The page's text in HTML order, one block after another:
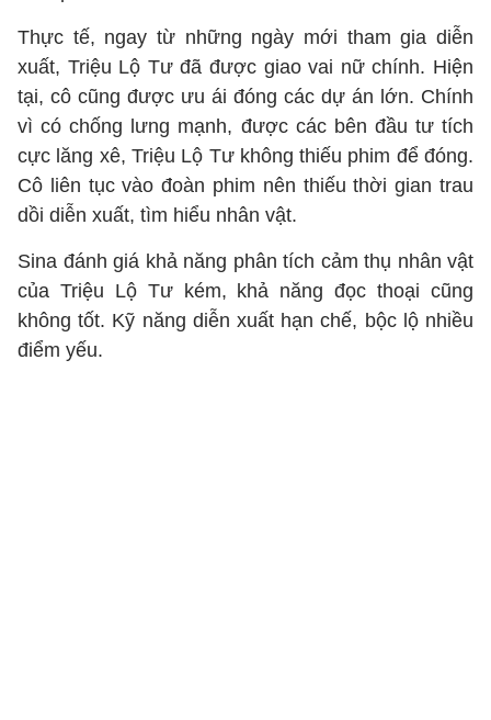
Thực tế, ngay từ những ngày mới tham gia diễn
xuất, Triệu Lộ Tư đã được giao vai nữ chính. Hiện
tại, cô cũng được ưu ái đóng các dự án lớn. Chính
vì có chống lưng mạnh, được các bên đầu tư tích
cực lăng xê, Triệu Lộ Tư không thiếu phim để đóng.
Cô liên tục vào đoàn phim nên thiếu thời gian trau
dồi diễn xuất, tìm hiểu nhân vật.
Sina đánh giá khả năng phân tích cảm thụ nhân vật
của Triệu Lộ Tư kém, khả năng đọc thoại cũng
không tốt. Kỹ năng diễn xuất hạn chế, bộc lộ nhiều
điểm yếu.